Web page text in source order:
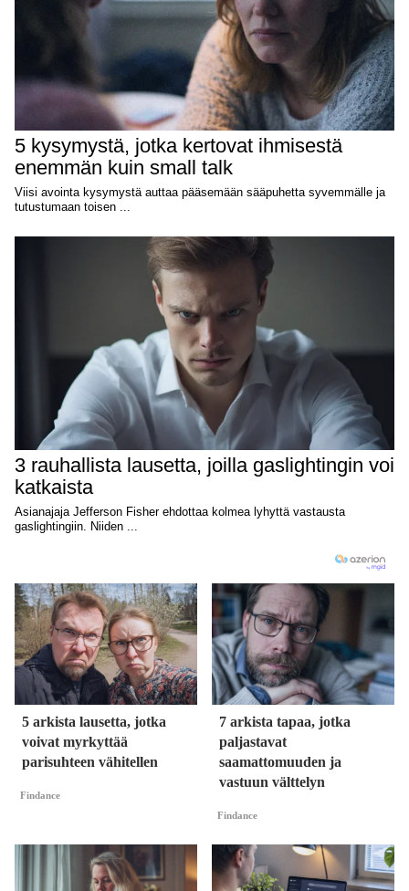
5 arkista lausetta, jotka
voivat myrkyttää
parisuhteen vähitellen
Findance
7 arkista tapaa, jotka
paljastavat
saamattomuuden ja
vastuun välttelyn
Findance